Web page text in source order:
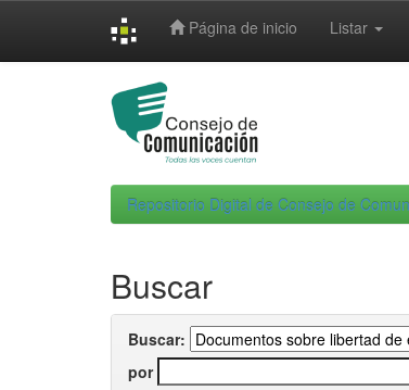
Página de inicio Listar
Repositorio Digital de Consejo de
Buscar
Buscar:
por